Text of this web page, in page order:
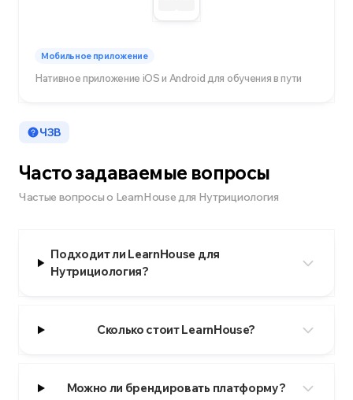
Мобильное приложение
Нативное приложение iOS и Android для обучения в пути
ЧЗВ
Часто задаваемые вопросы
Частые вопросы о LearnHouse для Нутрициология
Подходит ли LearnHouse для
Нутрициология?
Сколько стоит LearnHouse?
Можно ли брендировать платформу?